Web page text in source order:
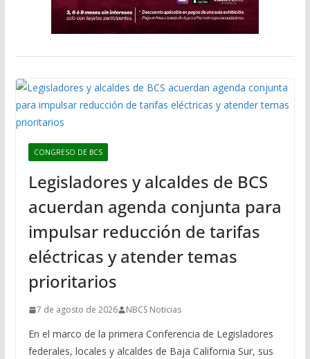
CONGRESO DE BCS
Legisladores y alcaldes de BCS
acuerdan agenda conjunta para
impulsar reducción de tarifas
eléctricas y atender temas
prioritarios
7 de agosto de 2026 NBCS Noticias
En el marco de la primera Conferencia de Legisladores
federales, locales y alcaldes de Baja California Sur, sus